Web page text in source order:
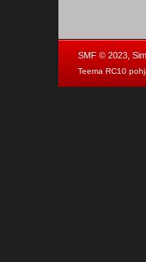
SMF © 2023,
Teema RC10